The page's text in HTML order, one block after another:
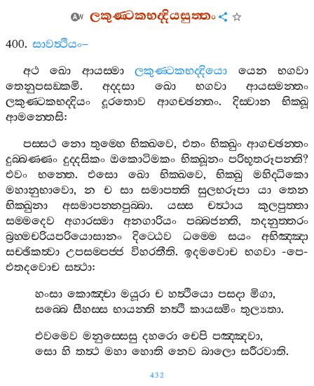
ලකුණ‍්ටකභද‍්දියසුත‍්තං
400. සාවත්‍ථියං–
අථ
ඛො ආයස‍්මා ලකුණ‍්ටකභද‍්දියො යෙන
භගවා
තෙනුපසඞ‍්කමි.අද‍්දසා ඛො භගවා
ආයස‍්මන‍්තං
ලකුණ‍්ටකභද‍්දියං
දූරතොව ආගච‍්ඡන‍්තං. දිස‍්වාන
භික‍්ඛූ
ආමන‍්තෙසි:
පස‍්සථ නො තුම‍්හෙ භික‍්ඛවෙ, එතං භික‍්ඛුං ආගච‍්ඡන‍්තං
දුබ‍්බණ‍්ණං දුද‍්දසිකං ඔකොටිමකං භික‍්ඛූනං පරිභූතරූපන‍්ති?
එවං
භන‍්තෙ.එසො ඛො භික‍්ඛවෙ,භික‍්ඛු
මහිද‍්ධිකො
මහානුභාවො,න ච සා සමාපත‍්ති සුලභරූපා යා තෙන
භික‍්ඛුනා
අසමාපන‍්නපුබ‍්බා. යස‍්ස චත්‍ථාය
කුලපුත‍්තා
සම‍්මදෙව
අගාරස‍්මා අනගාරියං පබ‍්බජන‍්ති, තදනුත‍්තරං
බ්‍රහ‍්මචරියපරියොසානං
දිට‍්ඨෙව ධම‍්මෙ සයං
අභිඤ‍්ඤා
සච‍්ඡිකත්‍වා උපසම‍්පජ‍්ජ විහරතීති.ඉදමවොච භගවා-පෙ-
එතදවොච සත්‍ථා:
හංසා කොඤ‍්චා මයූරා ච හත්‍ථියො පසදා මිගා,
සබ‍්බෙ සීහස‍්ස භායන‍්ති නත්‍ථි කායස‍්මිං තුල්‍යතා.
එවමෙව මනුස‍්සෙසු දහරො චෙපි පඤ‍්ඤවා,
සො හි තත්‍ථ මහා හොති නෙව බාලො සරීරවාති.
432